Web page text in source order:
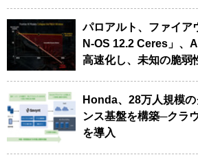
パロアルト、ファイア
N-OS 12.2 Ceres」、
高速化し、未知の脆弱
Honda、28万人規模
ンス基盤を構築─クラ
を導入